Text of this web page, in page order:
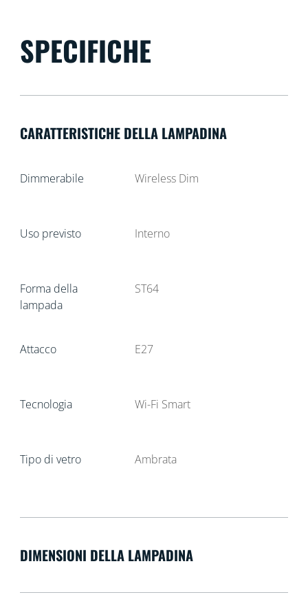
SPECIFICHE
CARATTERISTICHE DELLA LAMPADINA
Dimmerabile Wireless Dim
Uso previsto Interno
Forma della
lampada
ST64
Attacco E27
Tecnologia Wi-Fi Smart
Tipo di vetro Ambrata
DIMENSIONI DELLA LAMPADINA